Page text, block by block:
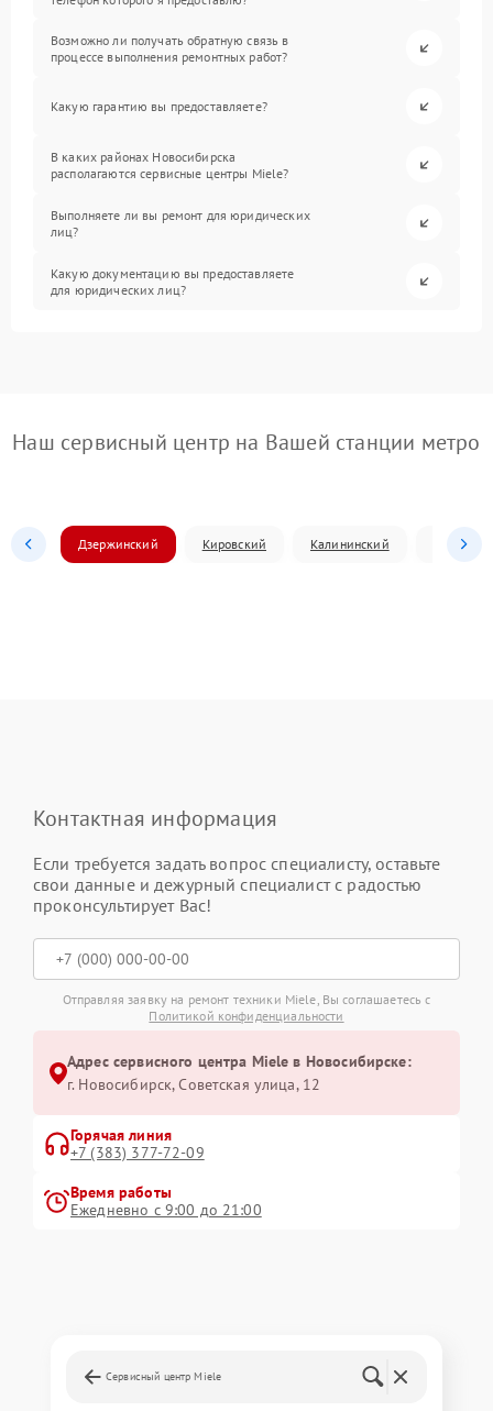
Возможно ли получать обратную связь в
процессе выполнения ремонтных работ?
Какую гарантию вы предоставляете?
В каких районах Новосибирска
располагаются сервисные центры Miele?
Выполняете ли вы ремонт для юридических
лиц?
Какую документацию вы предоставляете
для юридических лиц?
Наш сервисный центр на Вашей станции метро
Дзержинский Кировский Калининский
Контактная информация
Если требуется задать вопрос специалисту, оставьте
свои данные и дежурный специалист с радостью
проконсультирует Вас!
Отправляя заявку на ремонт техники Miele, Вы соглашаетесь с
Политикой конфиденциальности
Адрес сервисного центра Miele в Новосибирске:
г. Новосибирск, Советская улица, 12
Горячая линия
+7 (383) 377-72-09
Время работы
Ежедневно с 9:00 до 21:00
Сервисный центр Miele